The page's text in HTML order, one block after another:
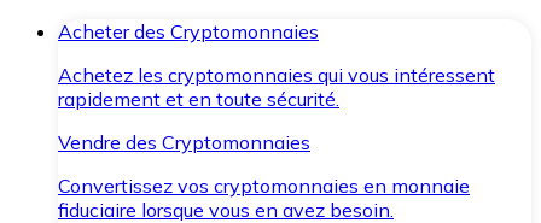
Acheter des Cryptomonnaies
Achetez les cryptomonnaies qui vous intéressent
rapidement et en toute sécurité.
Vendre des Cryptomonnaies
Convertissez vos cryptomonnaies en monnaie
fiduciaire lorsque vous en avez besoin.